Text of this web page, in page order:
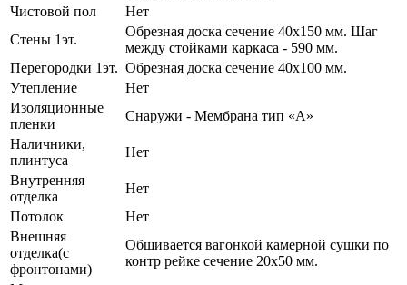
Чистовой пол
Нет
Стены 1эт.
Обрезная доска сечение 40х150 мм. Шаг
между стойками каркаса - 590 мм.
Перегородки 1эт. Обрезная доска сечение 40х100 мм.
Утепление
Нет
Изоляционные
пленки
Снаружи - Мембрана тип «А»
Наличники,
плинтуса
Нет
Внутренняя
отделка
Нет
Потолок
Нет
Внешняя
отделка(с
фронтонами)
Обшивается вагонкой камерной сушки по
контр рейке сечение 20х50 мм.